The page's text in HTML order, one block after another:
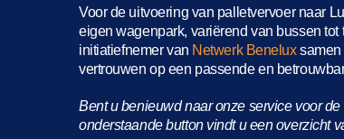
Voor de uitvoering van palletvervoer naar
eigen wagenpark, variërend van bussen tot
initiatiefnemer van Netwerk Beneluxsamen
vertrouwen op een passende en
Bent u benieuwd naar onze service voor
onderstaande button vindt u een overzicht